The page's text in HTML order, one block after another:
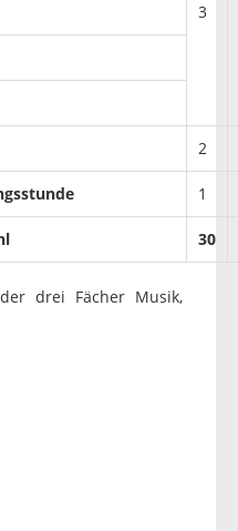
3
2
1
30
drei Fächer Musik,